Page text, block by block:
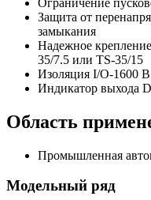
Защита от
замыкания
Надежное
35/7.5 или TS-35/15
Изоляция I/O-1600
Индикатор выхода
Область
Промышленная
Модельный ряд